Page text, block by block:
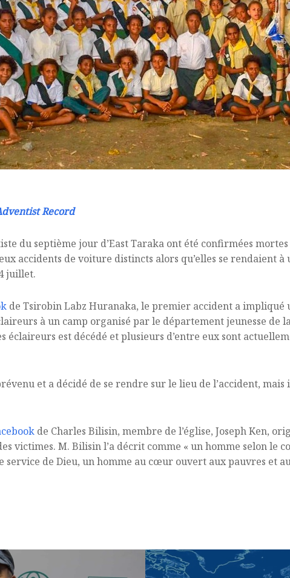
Record
du septième jour d’East Taraka ont été confirmées
accidents de voiture distincts alors qu’elles se rendaient à
juillet.
de Tsirobin Labz Huranaka, le premier accident a impliqué
à un camp organisé par le département jeunesse de
est décédé et plusieurs d’entre eux sont
et a décidé de se rendre sur le lieu de l’accident,
de Charles Bilisin, membre de l’église, Joseph Ken,
victimes. M. Bilisin l’a décrit comme « un homme selon
de Dieu, un homme au cœur ouvert aux pauvres et